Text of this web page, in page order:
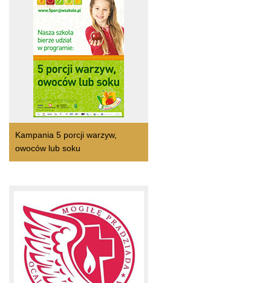
Kampania 5 porcji warzyw,
owoców lub soku